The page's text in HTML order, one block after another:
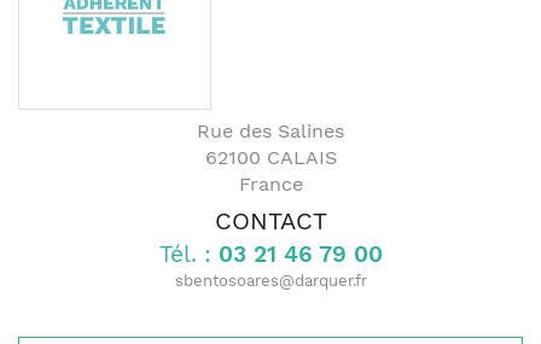
Rue des Salines
62100 CALAIS
France
CONTACT
Tél. : 03 21 46 79 00
sbentosoares@darquer.fr